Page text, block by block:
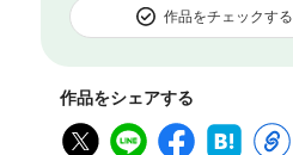
作品をチェックする
作品をシェアする